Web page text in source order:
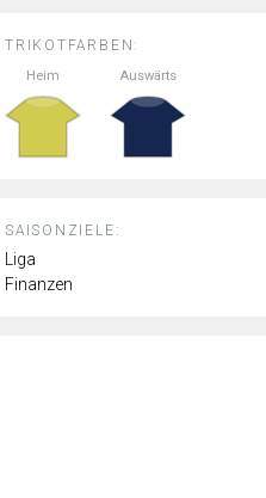
TRIKOTFARBEN:
Heim Auswärts
SAISONZIELE:
Liga
Finanzen